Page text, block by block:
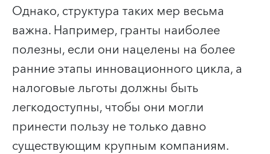
Однако, структура таких мер весьма
важна. Например, гранты наиболее
полезны, если они нацелены на более
ранние этапы инновационного цикла, а
налоговые льготы должны быть
легкодоступны, чтобы они могли
принести пользу не только давно
существующим крупным компаниям.